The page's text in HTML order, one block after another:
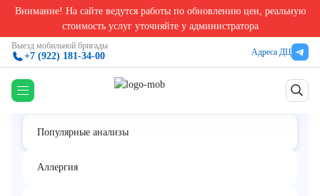
Внимание! На сайте ведутся работы по обновлению цен, реальную
стоимость услуг уточняйте у администратора
Выезд мобильной бригады
+7 (922) 181-34-00 Адреса ДЦ
50 самых популярных анализов Скорость оседания эритроцитов (СОЭ)
Скорость оседания эритроцитов (СОЭ)
Популярные анализы
Аллергия